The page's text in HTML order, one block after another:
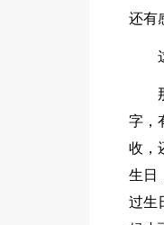
还有
字，
收，
生日
过生